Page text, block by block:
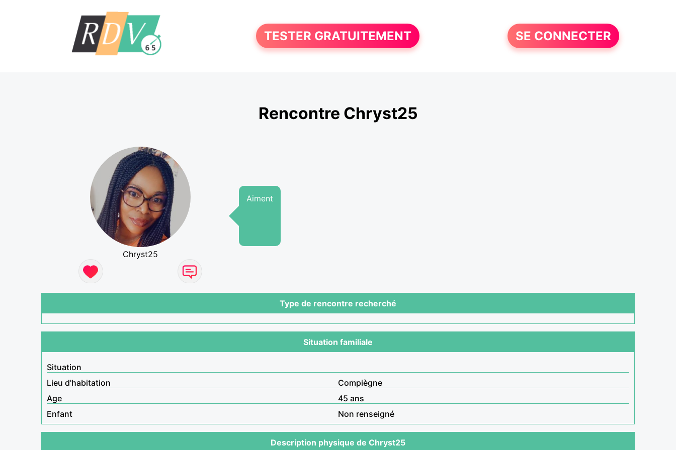
TESTER GRATUITEMENT SE CONNECTER
Rencontre Chryst25
Chryst25
Aiment
Type de rencontre recherché
Situation familiale
Situation
Lieu d'habitation
Compiègne
Age
45 ans
Enfant
Non renseigné
Description physique de Chryst25